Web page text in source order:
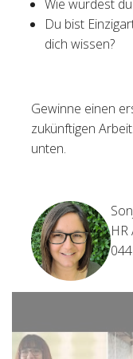
Wie würdest
Du bist
dich wissen?
Gewinne einen
zukünftigen
unten.
HR